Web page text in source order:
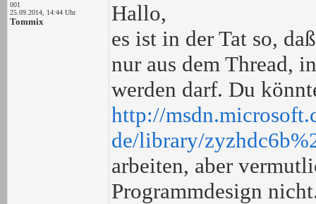
001
25.09.2014, 14:44 Uhr
Tommix
Hallo,
es ist in der Tat so,
nur aus dem Thread,
werden darf. Du
http://
de/library/
arbeiten, aber
Programmdesign